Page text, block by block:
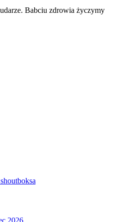
Babciu zdrowia życzymy
2026